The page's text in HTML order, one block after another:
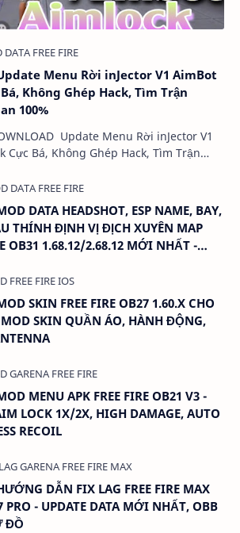
Menu Rời inJector V1 AimBot
Không Ghép Hack, Tìm Trận
100%
Cực Bá, Không Ghép Hack, Tìm Trận
DATA HEADSHOT, ESP NAME, BAY,
THÍNH ĐỊNH VỊ ĐỊCH XUYÊN MAP
OB31 1.68.12/2.68.12 MỚI NHẤT -
SKIN FREE FIRE OB27 1.60.X CHO
SKIN QUẦN ÁO, HÀNH ĐỘNG,
MENU APK FREE FIRE OB21 V3 -
LOCK 1X/2X, HIGH DAMAGE, AUTO
RECOIL
DẪN FIX LAG FREE FIRE MAX
PRO - UPDATE DATA MỚI NHẤT, OBB
ĐỒ